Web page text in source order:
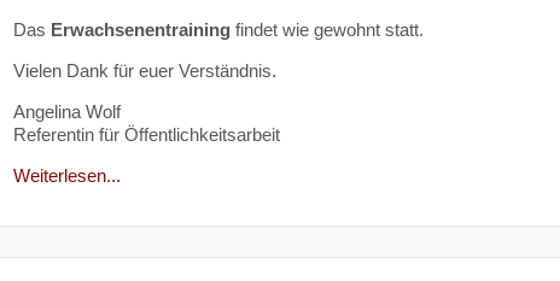
Das Erwachsenentraining findet wie gewohnt statt.
Vielen Dank für euer Verständnis.
Angelina Wolf
Referentin für Öffentlichkeitsarbeit
Weiterlesen...